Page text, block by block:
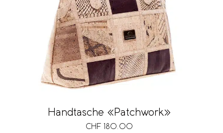
Handtasche «Patchwork»
CHF 180.00